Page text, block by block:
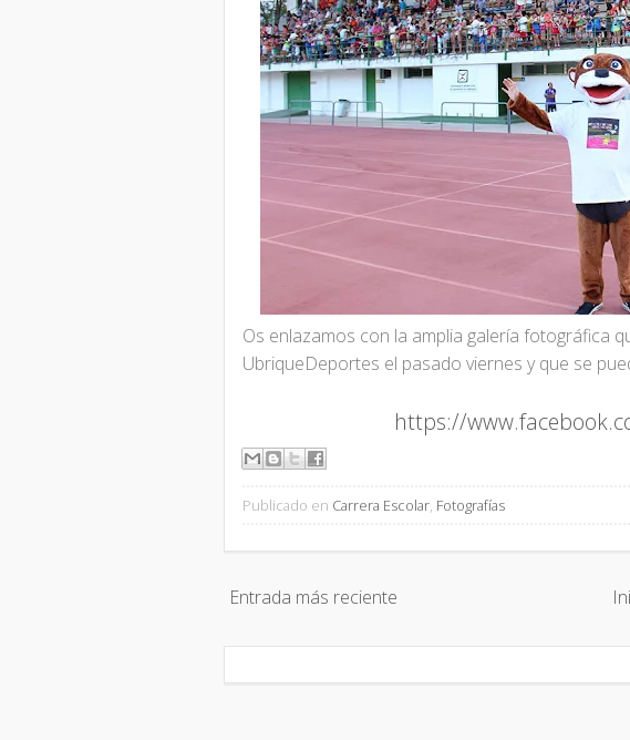
Os enlazamos con la amplia galería fotográfica
UbriqueDeportes el pasado viernes y que se
https://
Publicado en Carrera Escolar, Fotografías
Entrada más reciente